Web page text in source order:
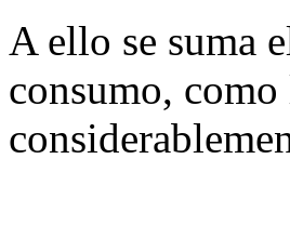
A ello se suma
consumo,